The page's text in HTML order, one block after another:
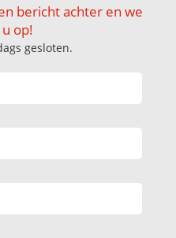
bericht achter en we
op!
gesloten.